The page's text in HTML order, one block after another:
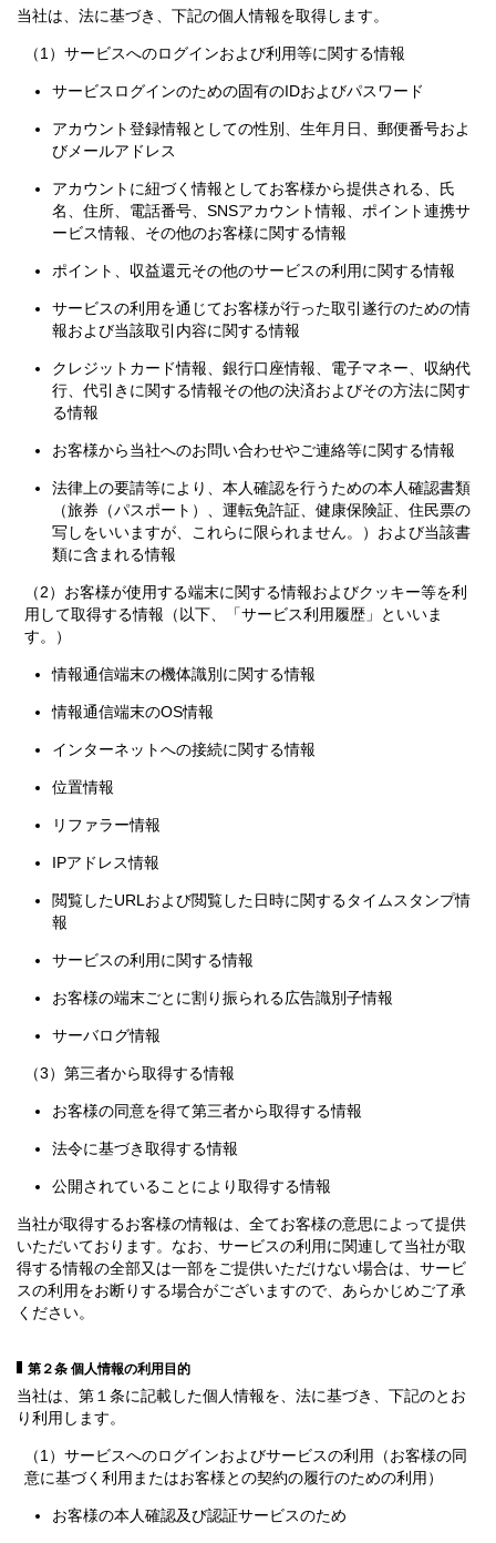
当社は、法に基づき、下記の個人情報を取得します。
（1）サービスへのログインおよび利用等に関する情報
サービスログインのための固有のIDおよびパスワード
アカウント登録情報としての性別、生年月日、郵便番号およ
びメールアドレス
アカウントに紐づく情報としてお客様から提供される、氏
名、住所、電話番号、SNSアカウント情報、ポイント連携サ
ービス情報、その他のお客様に関する情報
ポイント、収益還元その他のサービスの利用に関する情報
サービスの利用を通じてお客様が行った取引遂行のための情
報および当該取引内容に関する情報
クレジットカード情報、銀行口座情報、電子マネー、収納代
行、代引きに関する情報その他の決済およびその方法に関す
る情報
お客様から当社へのお問い合わせやご連絡等に関する情報
法律上の要請等により、本人確認を行うための本人確認書類
（旅券（パスポート）、運転免許証、健康保険証、住民票の
写しをいいますが、これらに限られません。）および当該書
類に含まれる情報
（2）お客様が使用する端末に関する情報およびクッキー等を利
用して取得する情報（以下、「サービス利用履歴」といいま
す。）
情報通信端末の機体識別に関する情報
情報通信端末のOS情報
インターネットへの接続に関する情報
位置情報
リファラー情報
IPアドレス情報
閲覧したURLおよび閲覧した日時に関するタイムスタンプ情
報
サービスの利用に関する情報
お客様の端末ごとに割り振られる広告識別子情報
サーバログ情報
（3）第三者から取得する情報
お客様の同意を得て第三者から取得する情報
法令に基づき取得する情報
公開されていることにより取得する情報
当社が取得するお客様の情報は、全てお客様の意思によって提供
いただいております。なお、サービスの利用に関連して当社が取
得する情報の全部又は一部をご提供いただけない場合は、サービ
スの利用をお断りする場合がございますので、あらかじめご了承
ください。
第２条 個人情報の利用目的
当社は、第１条に記載した個人情報を、法に基づき、下記のとお
り利用します。
（1）サービスへのログインおよびサービスの利用（お客様の同
意に基づく利用またはお客様との契約の履行のための利用）
お客様の本人確認及び認証サービスのため